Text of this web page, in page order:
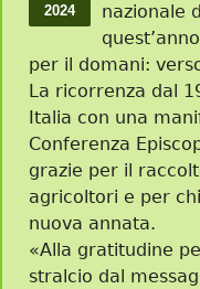
2024
nazionale
per il domani:
La ricorrenza dal
Italia con una
Conferenza
grazie per il
agricoltori e per
nuova annata.
«Alla gratitudine
stralcio dal